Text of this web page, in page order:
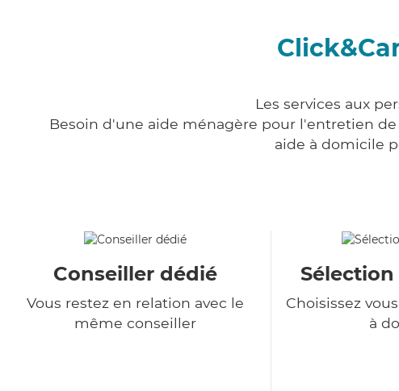
Les services aux
Besoin d'une aide ménagère pour l'entretien
aide à domicile
Conseiller dédié
Vous restez en relation avec le
même conseiller
Choisissez
à